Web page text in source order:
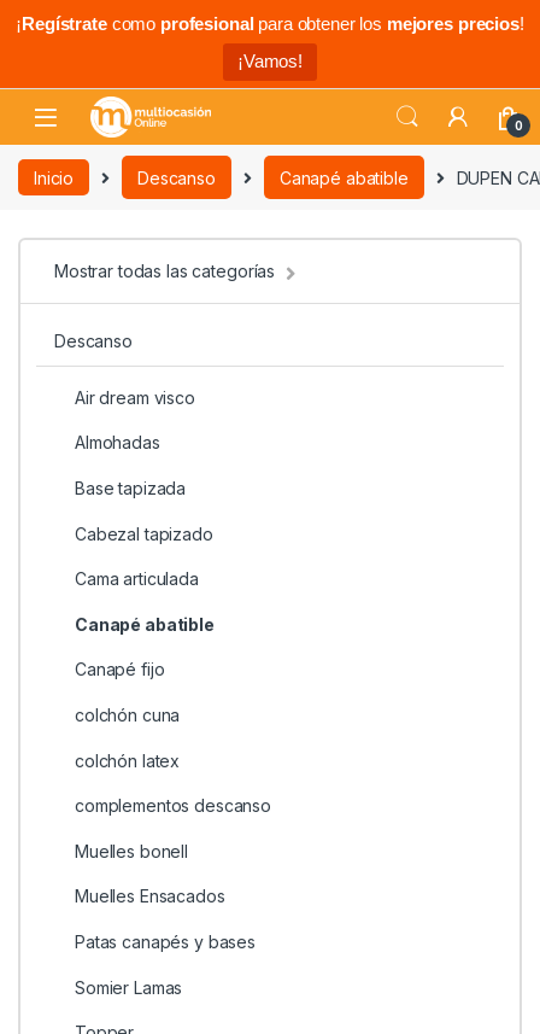
¡Regístratecomo profesionalpara obtener los mejores precios!
¡Vamos!
0
Inicio Descanso Canapé abatible DUPEN
Mostrar todas las categorías
Descanso
Air dream visco
Almohadas
Base tapizada
Cabezal tapizado
Cama articulada
Canapé abatible
Canapé fijo
colchón cuna
colchón latex
complementos descanso
Muelles bonell
Muelles Ensacados
Patas canapés y bases
Somier Lamas